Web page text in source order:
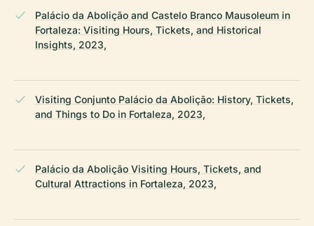
Palácio da Abolição and Castelo Branco Mausoleum in
Fortaleza: Visiting Hours, Tickets, and Historical
Insights, 2023,
Visiting Conjunto Palácio da Abolição: History, Tickets,
and Things to Do in Fortaleza, 2023,
Palácio da Abolição Visiting Hours, Tickets, and
Cultural Attractions in Fortaleza, 2023,